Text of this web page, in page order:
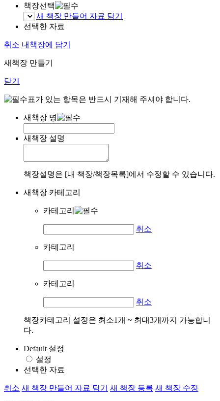
책장선택
새 책장 만들어 자료 담기
선택한 자료
취소 내책장에 담기
새책장 만들기
닫기
표가 있는 항목은 반드시 기재해 주셔야 합니다.
새책장 명
새책장 설명
책장설명은 [내 책장/책장목록]에서 수정할 수 있습니다.
새책장 카테고리
카테고리
취소
카테고리
취소
카테고리
취소
책장카테고리 설정은 최소1개 ~ 최대3개까지 가능합니
다.
Default 설정
설정
선택한 자료
취소 새 책장 만들어 자료 담기 새 책장 등록 새 책장 수정